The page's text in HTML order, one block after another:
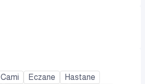
Cami Eczane
Hastane